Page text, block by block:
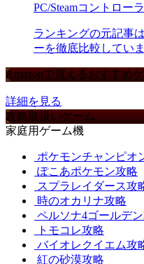
PC/Steamコントロー
ランキングの元記事
ーを徹底比較してい
Amazonで買えるおすすめ
詳細を見る
攻略取扱いゲーム
家庭用ゲーム機
ポケモンチャンピオ
ぽこあポケモン攻略
スプラレイダース攻
時のオカリナ攻略
ペルソナ4ゴールデ
トモコレ攻略
バイオレクイエム攻
紅の砂漠攻略